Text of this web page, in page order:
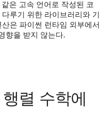
은 고속 언어로 작성된 코
루기 위한 라이브러리와 기
은 파이썬 런타임 외부에서
향을 받지 않는다.
렬 수학에